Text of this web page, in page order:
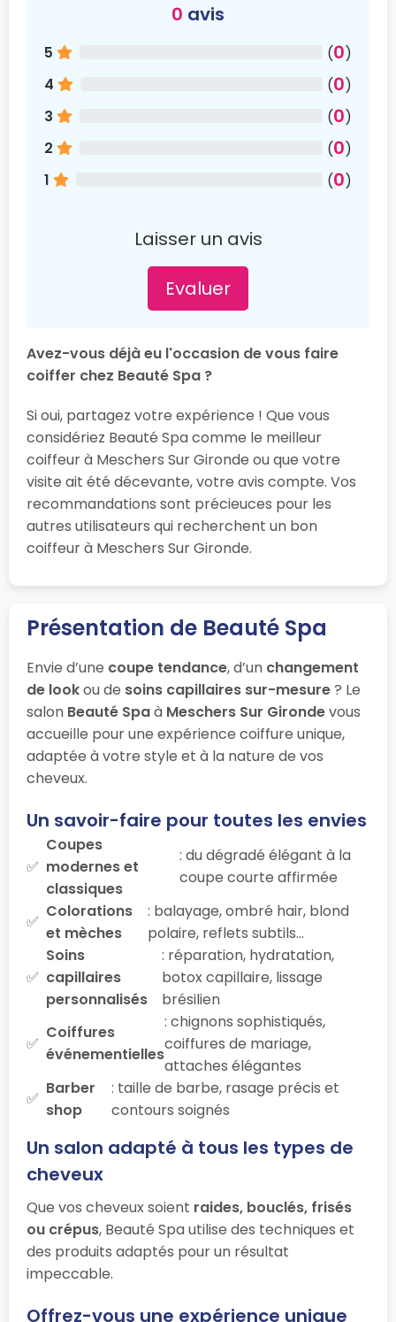
0 avis
5 (0)
4
(0)
3
(0)
2
(0)
1
(0)
Laisser un avis
Evaluer
Avez-vous déjà eu l'occasion de vous faire
coiffer chez Beauté Spa ?
Si oui, partagez votre expérience ! Que vous
considériez Beauté Spa comme le meilleur
coiffeur à Meschers Sur Gironde ou que votre
visite ait été décevante, votre avis compte. Vos
recommandations sont précieuces pour les
autres utilisateurs qui recherchent un bon
coiffeur à Meschers Sur Gironde.
Présentation de Beauté Spa
Envie d’une coupe tendance, d’un changement
de lookou de soins capillaires sur-mesure? Le
salon Beauté Spaà Meschers Sur Girondevous
accueille pour une expérience coiffure unique,
adaptée à votre style et à la nature de vos
cheveux.
Un savoir-faire pour toutes les envies
Coupes
modernes et
classiques
: du dégradé élégant à la
coupe courte affirmée
Colorations
et mèches
: balayage, ombré hair, blond
polaire, reflets subtils…
Soins
capillaires
personnalisés
: réparation, hydratation,
botox capillaire, lissage
brésilien
Coiffures
événementielles
: chignons sophistiqués,
coiffures de mariage,
attaches élégantes
Barber
shop
: taille de barbe, rasage précis et
contours soignés
Un salon adapté à tous les types de
cheveux
Que vos cheveux soient raides, bouclés, frisés
ou crépus, Beauté Spa utilise des techniques et
des produits adaptés pour un résultat
impeccable.
Offrez-vous une expérience unique